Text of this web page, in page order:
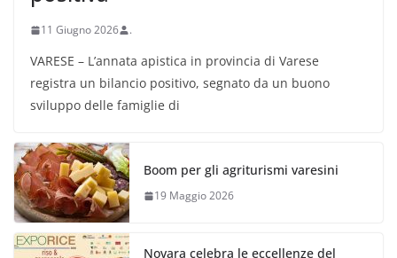
11 Giugno 2026 .
VARESE – L’annata apistica in provincia di Varese
registra un bilancio positivo, segnato da un buono
sviluppo delle famiglie di
Boom per gli agriturismi varesini
19 Maggio 2026
Novara celebra le eccellenze del